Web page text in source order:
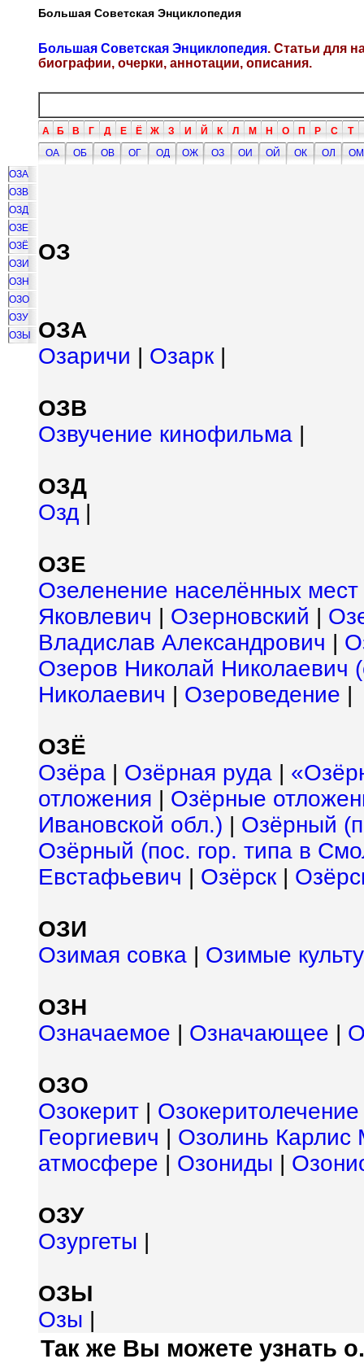
Большая Советская Энциклопедия
Большая Советская Энциклопедия. Статьи для
биографии, очерки, аннотации, описания.
А Б В Г Д Е Ё Ж З И Й К Л М Н О П Р С Т
ОА
ОБ ОВ ОГ ОД ОЖ ОЗ ОИ ОЙ ОК ОЛ
ОМ
ОЗА
ОЗВ
ОЗД
ОЗЕ
ОЗЁ
ОЗИ
ОЗН
ОЗО
ОЗУ
ОЗЫ
ОЗ
ОЗА
Озаричи | Озарк |
ОЗВ
Озвучение кинофильма |
ОЗД
Озд |
ОЗЕ
Озеленение населённых мест
Яковлевич | Озерновский |
Владислав Александрович |
Озеров Николай Николаевич
Николаевич | Озероведение |
ОЗЁ
Озёра | Озёрная руда |
отложения | Озёрные
Ивановской обл.) | Озёрный
Озёрный (пос. гор. типа в
Евстафьевич | Озёрск |
ОЗИ
Озимая совка | Озимые
ОЗН
Означаемое | Означающее |
ОЗО
Озокерит | Озокеритолечение
Георгиевич | Озолинь Карлис
атмосфере | Озониды |
ОЗУ
Озургеты |
ОЗЫ
Озы |
Так же Вы можете узнать